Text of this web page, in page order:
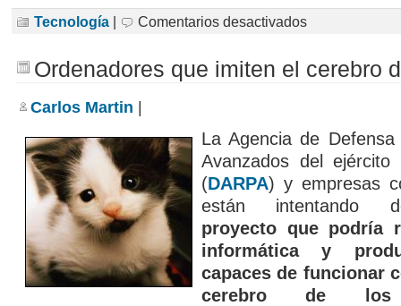
Tecnología | Comentarios desactivados
en
velocidad
datos
Ordenadores que imiten el cerebro
Carlos Martin
La Agencia de
Avanzados del ejército
(DARPA) y empresas
están intentando
proyecto que podría
informática y
capaces de funcionar
cerebro de los